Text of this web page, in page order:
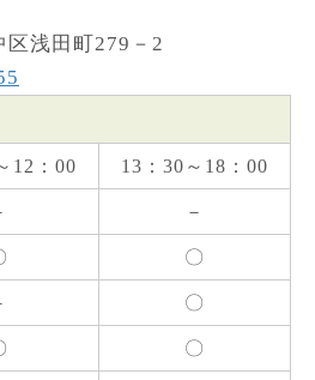
浅田町279－2
12：00 13：30～18：00
－
〇
〇
〇